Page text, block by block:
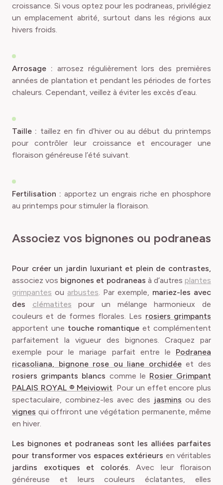
croissance. Si vous optez pour les podraneas, privilégiez
un emplacement abrité, surtout dans les régions aux
hivers froids.
Arrosage : arrosez régulièrement lors des premières
années de plantation et pendant les périodes de fortes
chaleurs. Cependant, veillez à éviter les excès d’eau.
Taille : taillez en fin d’hiver ou au début du printemps
pour contrôler leur croissance et encourager une
floraison généreuse l’été suivant.
Fertilisation : apportez un engrais riche en phosphore
au printemps pour stimuler la floraison.
Associez vos bignones ou podraneas
Pour créer un jardin luxuriant et plein de contrastes,
associez vos bignones et podraneas à d’autres plantes
grimpantes ou arbustes. Par exemple, mariez-les avec
des clématites pour un mélange harmonieux de
couleurs et de formes florales. Les rosiers grimpants
apportent une touche romantique et complémentent
parfaitement la vigueur des bignones. Craquez par
exemple pour le mariage parfait entre le Podranea
ricasoliana, bignone rose ou liane orchidéeet des
rosiers grimpants blancs comme le Rosier Grimpant
PALAIS ROYAL ® Meiviowit. Pour un effet encore plus
spectaculaire, combinez-les avec des jasmins ou des
vignes qui offriront une végétation permanente, même
en hiver.
Les bignones et podraneas sont les alliées parfaites
pour transformer vos espaces extérieurs en véritables
jardins exotiques et colorés.Avec leur floraison
généreuse et leurs couleurs éclatantes, elles